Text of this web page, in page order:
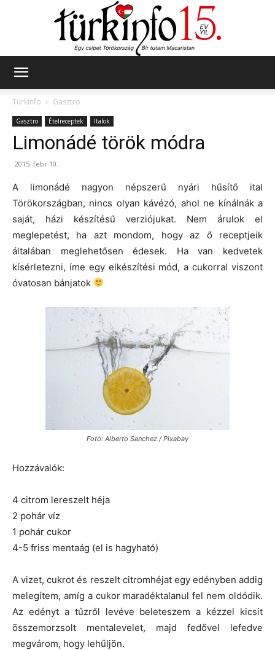
Türkinfo
Gasztro
Gasztro Ételreceptek Italok
Limonádé török módra
2015. febr 10.
A limonádé nagyon népszerű nyári hűsítő ital
Törökországban, nincs olyan kávézó, ahol ne kínálnák a
saját, házi készítésű verziójukat. Nem árulok el
meglepetést, ha azt mondom, hogy az ő receptjeik
általában meglehetősen édesek. Ha van kedvetek
kísérletezni, íme egy elkészítési mód, a cukorral viszont
óvatosan bánjatok
Fotó: Alberto Sanchez / Pixabay
Hozzávalók:
4 citrom lereszelt héja
2 pohár víz
1 pohár cukor
4-5 friss mentaág (el is hagyható)
A vizet, cukrot és reszelt citromhéjat egy edényben addig
melegítem, amíg a cukor maradéktalanul fel nem oldódik.
Az edényt a tűzről levéve beleteszem a kézzel kicsit
összemorzsolt mentalevelet, majd fedővel lefedve
megvárom, hogy lehűljön.